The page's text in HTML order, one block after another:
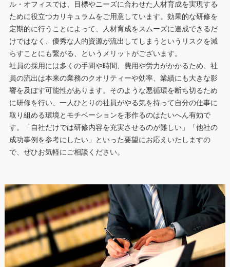
ル・オフィスでは、目標やニーズに合わせた人材育成を実現する
ために役立つカリキュラムをご用意しています。効果的な研修を
定期的に行うことによって、人材育成をスムーズに達成できるだ
けではなく、優秀な人的資源が流出してしまうというリスクを減
らすことにも繋がる、というメリットがございます。
社員の採用には多くの手間や時間、費用や労力がかかるため、社
員の流出は本来の業務のクオリティーや効率、業績にも大きな影
響を及ぼす可能性があります。そのような悪循環を断ち切るため
に研修を行い、一人ひとりの社員がやる気を持って自分の仕事に
取り組める環境とモチベーションを形作るのはたいへん有効で
す。「自社だけでは研修内容を充実させるのが難しい」「他社の
成功事例を参考にしたい」といった要望にお応えいたしますの
で、ぜひお気軽にご相談ください。